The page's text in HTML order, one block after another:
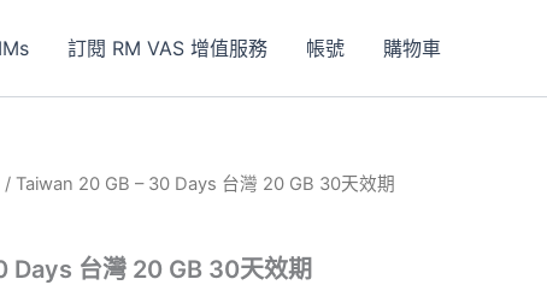
訂閱 RM VAS 增值服務 帳號 購物車
/ Taiwan 20 GB – 30 Days 台灣 20 GB 30天效期
Days 台灣 20 GB 30天效期